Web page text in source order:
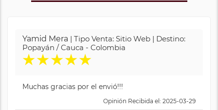
Yamid Mera | Tipo Venta: Sitio Web | Destino:
Popayán / Cauca - Colombia
★★★★★
Muchas gracias por el envió!!!
Opinión Recibida el: 2025-03-29